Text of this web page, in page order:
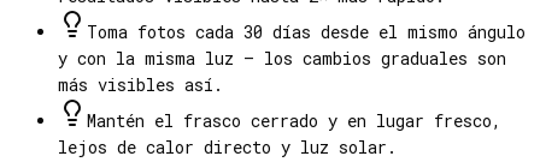
Toma fotos cada 30 días desde el mismo ángulo
y con la misma luz — los cambios graduales son
más visibles así.
Mantén el frasco cerrado y en lugar fresco,
lejos de calor directo y luz solar.